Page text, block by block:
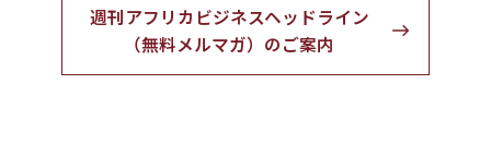
週刊アフリカビジネスヘッドライン
（無料メルマガ）のご案内